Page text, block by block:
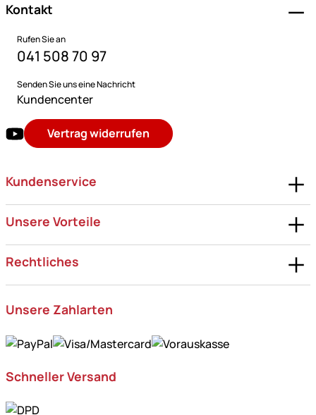
Kontakt
Rufen Sie an
041 508 70 97
Senden Sie uns eine Nachricht
Kundencenter
Vertrag widerrufen
Kundenservice
Unsere Vorteile
Rechtliches
Unsere Zahlarten
Schneller Versand